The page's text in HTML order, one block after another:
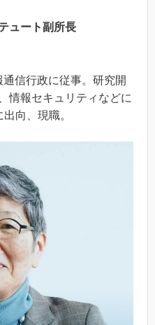
ュート副所長
信行政に従事。研究開
情報セキュリティなどに
向、現職。